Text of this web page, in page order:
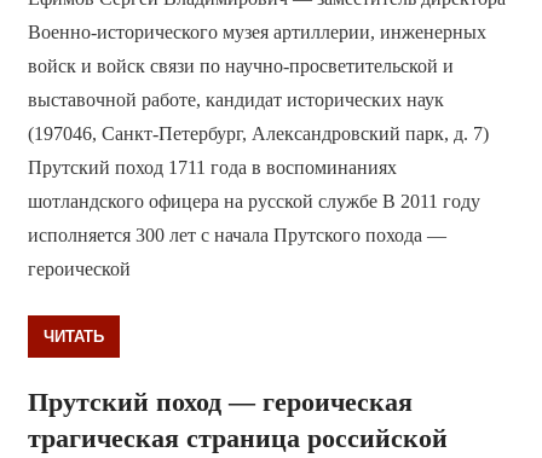
Военно-исторического музея артиллерии, инженерных
войск и войск связи по научно-просветительской и
выставочной работе, кандидат исторических наук
(197046, Санкт-Петербург, Александровский парк, д. 7)
Прутский поход 1711 года в воспоминаниях
шотландского офицера на русской службе В 2011 году
исполняется 300 лет с начала Прутского похода —
героической
ЧИТАТЬ
Прутский поход — героическая
трагическая страница российской